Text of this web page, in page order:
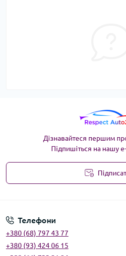
Дізнавайтеся першим
Підпишіться на нашу
Телефони
+380 (68) 797 43 77
+380 (93) 424 06 15